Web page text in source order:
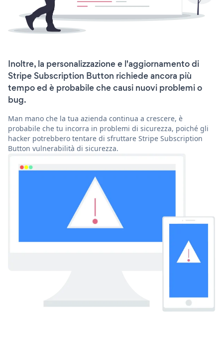
Inoltre, la personalizzazione e l'aggiornamento di
Stripe Subscription Button richiede ancora più
tempo ed è probabile che causi nuovi problemi o
bug.
Man mano che la tua azienda continua a crescere, è
probabile che tu incorra in problemi di sicurezza, poiché gli
hacker potrebbero tentare di sfruttare Stripe Subscription
Button vulnerabilità di sicurezza.